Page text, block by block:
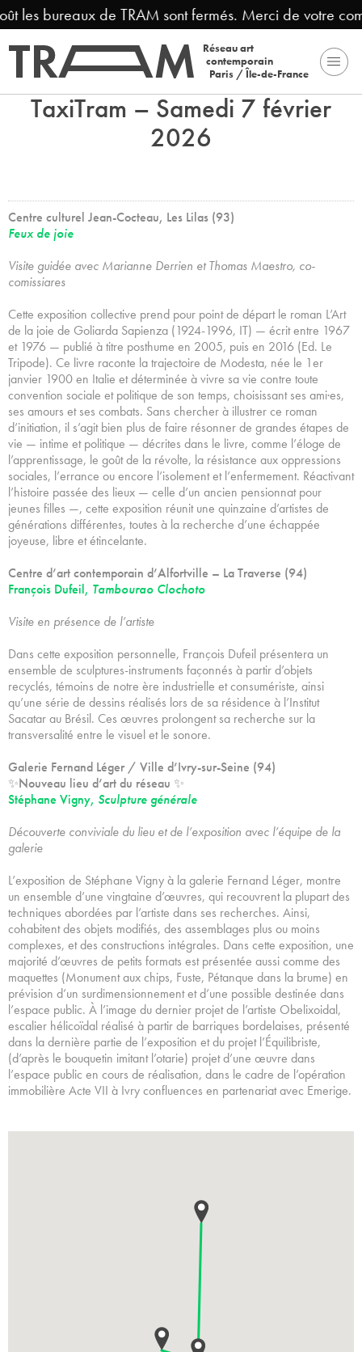
les bureaux de TRAM sont fermés. Merci de votre
Réseau art
contemporain
Paris / Île-de-France
TaxiTram – Samedi 7 février
2026
Centre culturel Jean-Cocteau, Les Lilas (93)
Feux de joie
Visite guidée avec Marianne Derrien et Thomas Maestro, co-
comissiares
Cette exposition collective prend pour point de départ le roman L’Art
de la joie de Goliarda Sapienza (1924-1996, IT) — écrit entre 1967
et 1976 — publié à titre posthume en 2005, puis en 2016 (Ed. Le
Tripode). Ce livre raconte la trajectoire de Modesta, née le 1er
janvier 1900 en Italie et déterminée à vivre sa vie contre toute
convention sociale et politique de son temps, choisissant ses ami·es,
ses amours et ses combats. Sans chercher à illustrer ce roman
d’initiation, il s’agit bien plus de faire résonner de grandes étapes de
vie — intime et politique — décrites dans le livre, comme l’éloge de
l’apprentissage, le goût de la révolte, la résistance aux oppressions
sociales, l’errance ou encore l’isolement et l’enfermement. Réactivant
l’histoire passée des lieux — celle d’un ancien pensionnat pour
jeunes filles —, cette exposition réunit une quinzaine d’artistes de
générations différentes, toutes à la recherche d’une échappée
joyeuse, libre et étincelante.
Centre d’art contemporain d’Alfortville – La Traverse (94)
François Dufeil, Tambourao Clochoto
Visite en présence de l’artiste
Dans cette exposition personnelle, François Dufeil présentera un
ensemble de sculptures-instruments façonnés à partir d’objets
recyclés, témoins de notre ère industrielle et consumériste, ainsi
qu’une série de dessins réalisés lors de sa résidence à l’Institut
Sacatar au Brésil. Ces œuvres prolongent sa recherche sur la
transversalité entre le visuel et le sonore.
Galerie Fernand Léger / Ville d’Ivry-sur-Seine (94)
✨Nouveau lieu d’art du réseau ✨
Stéphane Vigny, Sculpture générale
Découverte conviviale du lieu et de l’exposition avec l’équipe de la
galerie
L’exposition de Stéphane Vigny à la galerie Fernand Léger, montre
un ensemble d’une vingtaine d’œuvres, qui recouvrent la plupart des
techniques abordées par l’artiste dans ses recherches. Ainsi,
cohabitent des objets modifiés, des assemblages plus ou moins
complexes, et des constructions intégrales. Dans cette exposition, une
majorité d’œuvres de petits formats est présentée aussi comme des
maquettes (Monument aux chips, Fuste, Pétanque dans la brume) en
prévision d’un surdimensionnement et d’une possible destinée dans
l’espace public. À l’image du dernier projet de l’artiste Obelixoidal,
escalier hélicoïdal réalisé à partir de barriques bordelaises, présenté
dans la dernière partie de l’exposition et du projet l’Équilibriste,
(d’après le bouquetin imitant l’otarie) projet d’une œuvre dans
l’espace public en cours de réalisation, dans le cadre de l’opération
immobilière Acte VII à Ivry confluences en partenariat avec Emerige.